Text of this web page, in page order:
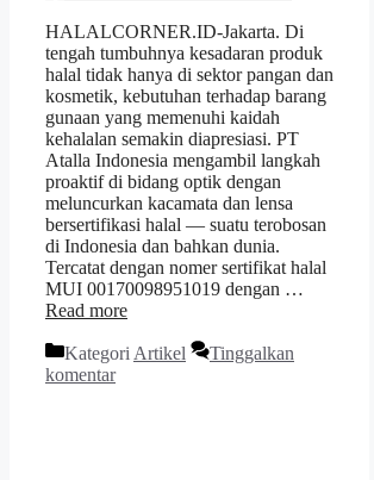
HALALCORNER.ID-Jakarta. Di
tengah tumbuhnya kesadaran produk
halal tidak hanya di sektor pangan dan
kosmetik, kebutuhan terhadap barang
gunaan yang memenuhi kaidah
kehalalan semakin diapresiasi. PT
Atalla Indonesia mengambil langkah
proaktif di bidang optik dengan
meluncurkan kacamata dan lensa
bersertifikasi halal — suatu terobosan
di Indonesia dan bahkan dunia.
Tercatat dengan nomer sertifikat halal
MUI 00170098951019 dengan …
Read more
KategoriArtikel
Tinggalkan
komentar